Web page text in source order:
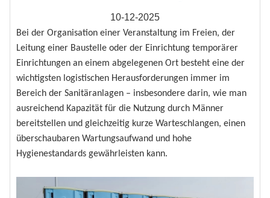
10-12-2025
Bei der Organisation einer Veranstaltung im Freien, der
Leitung einer Baustelle oder der Einrichtung temporärer
Einrichtungen an einem abgelegenen Ort besteht eine der
wichtigsten logistischen Herausforderungen immer im
Bereich der Sanitäranlagen – insbesondere darin, wie man
ausreichend Kapazität für die Nutzung durch Männer
bereitstellen und gleichzeitig kurze Warteschlangen, einen
überschaubaren Wartungsaufwand und hohe
Hygienestandards gewährleisten kann.